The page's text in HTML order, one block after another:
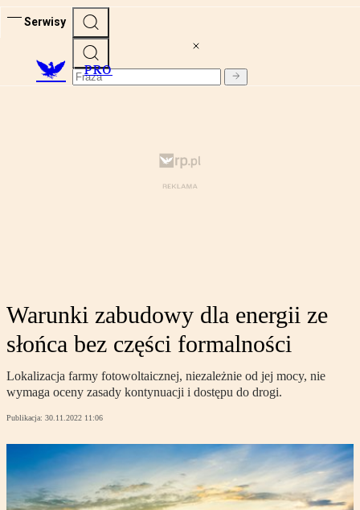
Serwisy
PRO
Warunki zabudowy dla energii ze
słońca bez części formalności
Lokalizacja farmy fotowoltaicznej, niezależnie od jej mocy, nie
wymaga oceny zasady kontynuacji i dostępu do drogi.
Publikacja: 30.11.2022 11:06